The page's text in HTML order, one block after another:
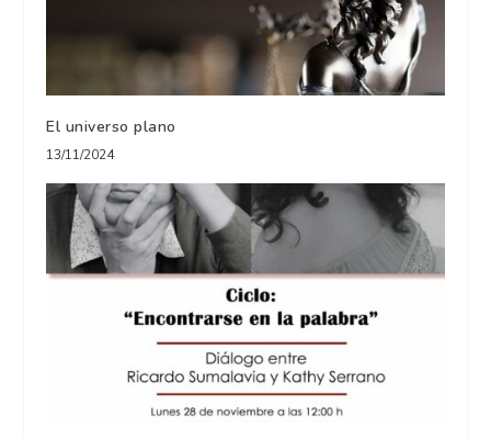
El universo plano
13/11/2024